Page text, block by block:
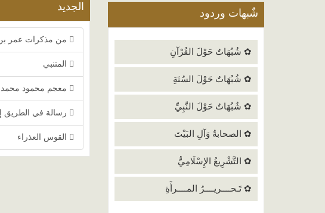
شٌبهات وردود
✿ شُبُهَاتٌ حَوْلَ القُرْآنِ
✿ شُبُهَاتٌ حَوْلَ السُنَةِ
✿ شُبُهَاتٌ حَوْلَ النَّبِيِّ
✿ الصحابةُ وَآلِ البَيْتَ
✿ التَّشْرِيعُ الإِسْلَامِيُّ
✿ تَـحــــريــــرُ المــــرأَةِ
الجديد
من مذكرات عمر بن
المتنبي
معجم محمود محمد
رسالة في الطريق
القوس العذراء